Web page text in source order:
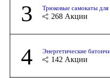
3 Трюковые самокаты для
268 Акции
4 Энергетические
142 Акции